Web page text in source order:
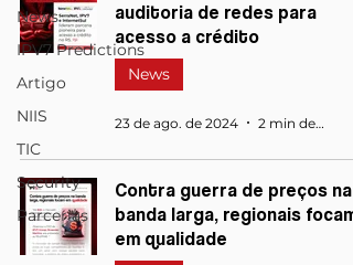
News
IPV7 Predictions
Artigo
NIIS
TIC
Security
Parcerias
auditoria de redes para
acesso a crédito
News
23 de ago. de 2024 2 min de leitura
Contra guerra de preços na
banda larga, regionais focam
em qualidade